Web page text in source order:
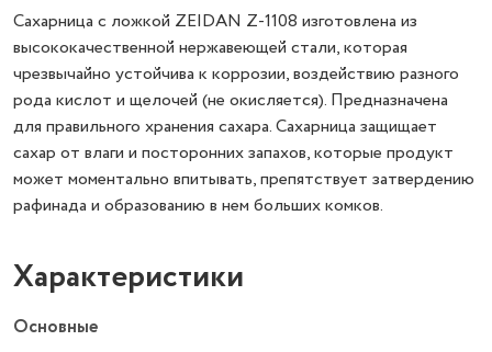
Сахарница с ложкой ZEIDAN Z-1108 изготовлена из
высококачественной нержавеющей стали, которая
чрезвычайно устойчива к коррозии, воздействию разного
рода кислот и щелочей (не окисляется). Предназначена
для правильного хранения сахара. Сахарница защищает
сахар от влаги и посторонних запахов, которые продукт
может моментально впитывать, препятствует затвердению
рафинада и образованию в нем больших комков.
Характеристики
Основные